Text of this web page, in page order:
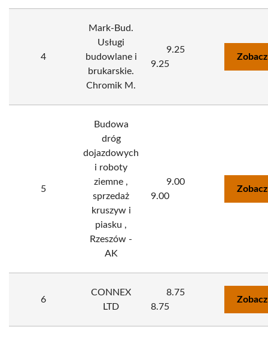
4
Mark-Bud.
Usługi
budowlane i
brukarskie.
Chromik M.
9.25
9.25
5
Budowa
dróg
dojazdowych
i roboty
ziemne ,
sprzedaż
kruszyw i
piasku ,
Rzeszów -
AK
9.00
9.00
6
CONNEX
LTD
8.75
8.75